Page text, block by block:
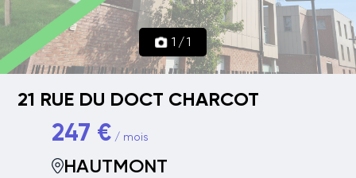
1 /1
21 RUE DU DOCT CHARCOT
247 €/ mois
HAUTMONT